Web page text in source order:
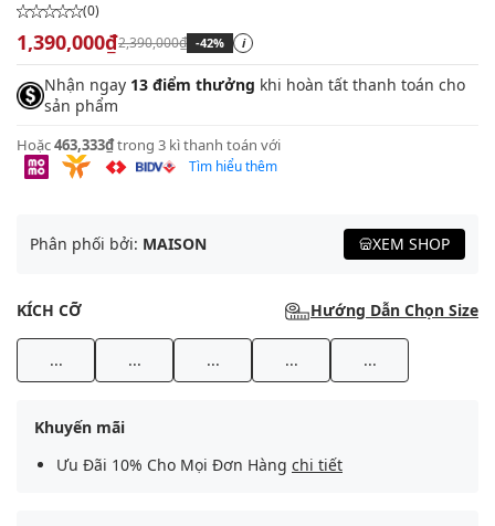
(0)
1,390,000₫2,390,000₫ -42% i
Nhận ngay 13 điểm thưởng khi hoàn tất thanh toán cho
sản phẩm
Hoặc463,333₫trong 3 kì thanh toán với
Tìm hiểu thêm
Phân phối bởi: MAISON XEM SHOP
KÍCH CỠ Hướng Dẫn Chọn Size
... ... ... ... ...
Khuyến mãi
Ưu Đãi 10% Cho Mọi Đơn Hàng chi tiết